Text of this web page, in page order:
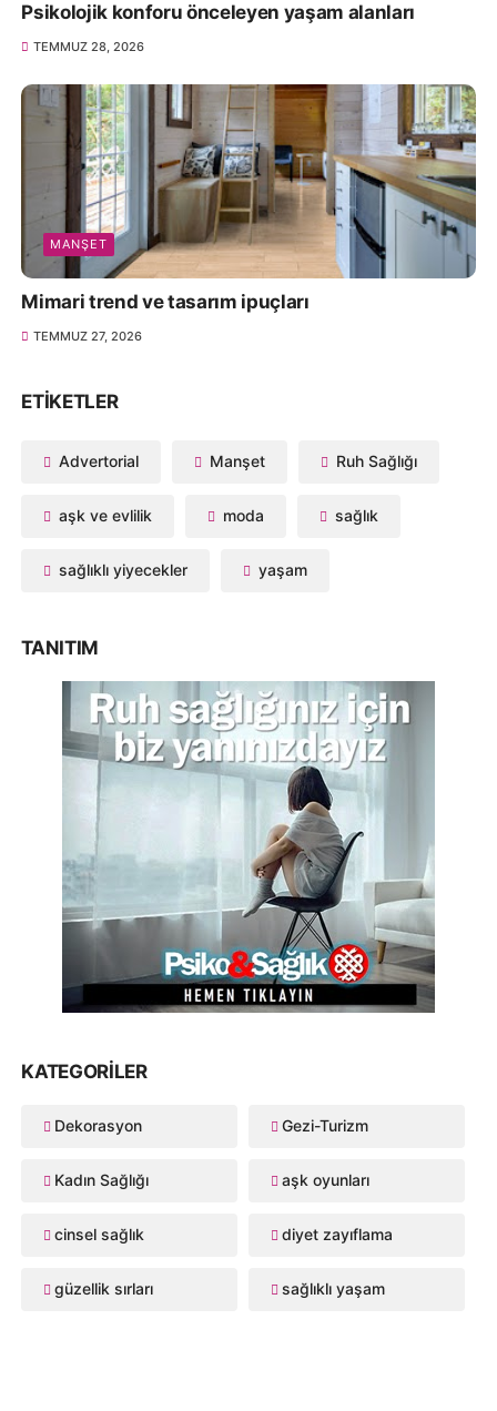
Psikolojik konforu önceleyen yaşam alanları
TEMMUZ 28, 2026
MANŞET
Mimari trend ve tasarım ipuçları
TEMMUZ 27, 2026
ETIKETLER
Advertorial Manşet Ruh Sağlığı
aşk ve evlilik moda sağlık
sağlıklı yiyecekler yaşam
TANITIM
KATEGORILER
Dekorasyon Gezi-Turizm
Kadın Sağlığı aşk oyunları
cinsel sağlık diyet zayıflama
güzellik sırları sağlıklı yaşam